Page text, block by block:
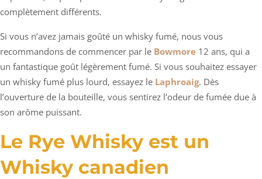
complètement différents.
Si vous n’avez jamais goûté un whisky fumé, nous vous
recommandons de commencer par le Bowmore 12 ans, qui a
un fantastique goût légèrement fumé. Si vous souhaitez essayer
un whisky fumé plus lourd, essayez le Laphroaig. Dès
l’ouverture de la bouteille, vous sentirez l’odeur de fumée due à
son arôme puissant.
Le Rye Whisky est un
Whisky canadien